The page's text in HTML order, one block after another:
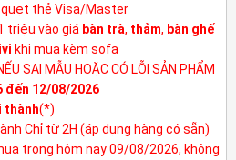
quẹt thẻ Visa/Master
triệu vào giá bàn trà, thảm, bàn ghế
khi mua kèm sofa
SAI MẪU HOẶC CÓ LỖI SẢN PHẨM
đến 12/08/2026
thành(*)
Chỉ từ 2H (áp dụng hàng có sẵn)
trong hôm nay 09/08/2026, không